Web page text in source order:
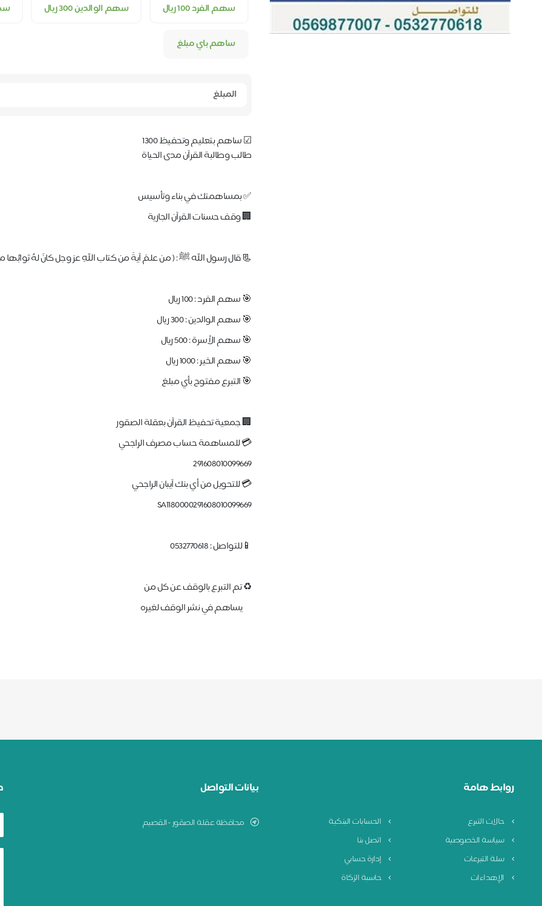
سهم الفرد 100 ريال سهم الوالدين 300 ريال
ساهم باي مبلغ
☑ ساهم بتعليم وتحفيظ 1300
طالب وطالبة القرآن مدى الحياة
✅ بمساهمتك في بناء وتأسيس
🏢 وقف حسنات القرآن الجارية
📃 قال رسول الله ﷺ : ( من علمَ آيةً من كتاب اللهِ عز وجل كانَ لهُ ثوابُها
🎯 سهم الفرد : 100 ريال
🎯 سهم الوالدين : 300 ريال
🎯 سهم الأسرة : 500 ريال
🎯 سهم الخير : 1000 ريال
🎯 التبرع مفتوح بأي مبلغ
🏢 جمعية تحفيظ القرآن بعقلة الصقور
💳 للمساهمة حساب مصرف الراجحي
291608010099669
💳 للتحويل من أي بنك آيبان الراجحي
SA1180000291608010099669
📱للتواصل : 0532770618
♻ تم التبرع بالوقف عن كل من
يساهم في نشر الوقف لغيره
روابط هامة
حالات التبرع
الحسابات البنكية
سياسة الخصوصية
اتصل بنا
سلة التبرعات
إدارة حسابي
الإهداءات
حاسبة الزكاة
بيانات التواصل
محافظة عقلة الصقور -القصيم